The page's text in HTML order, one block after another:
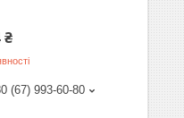
₴
(67) 993-60-80